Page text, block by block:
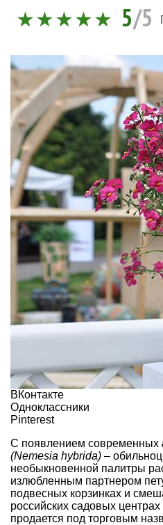
5/5
ВКонтакте
Одноклассники
Pinterest
С появлением современных
(Nemesia hybrida) –
необыкновенной палитры
излюбленным партнером
подвесных корзинках и
российских садовых центрах
продается под торговым